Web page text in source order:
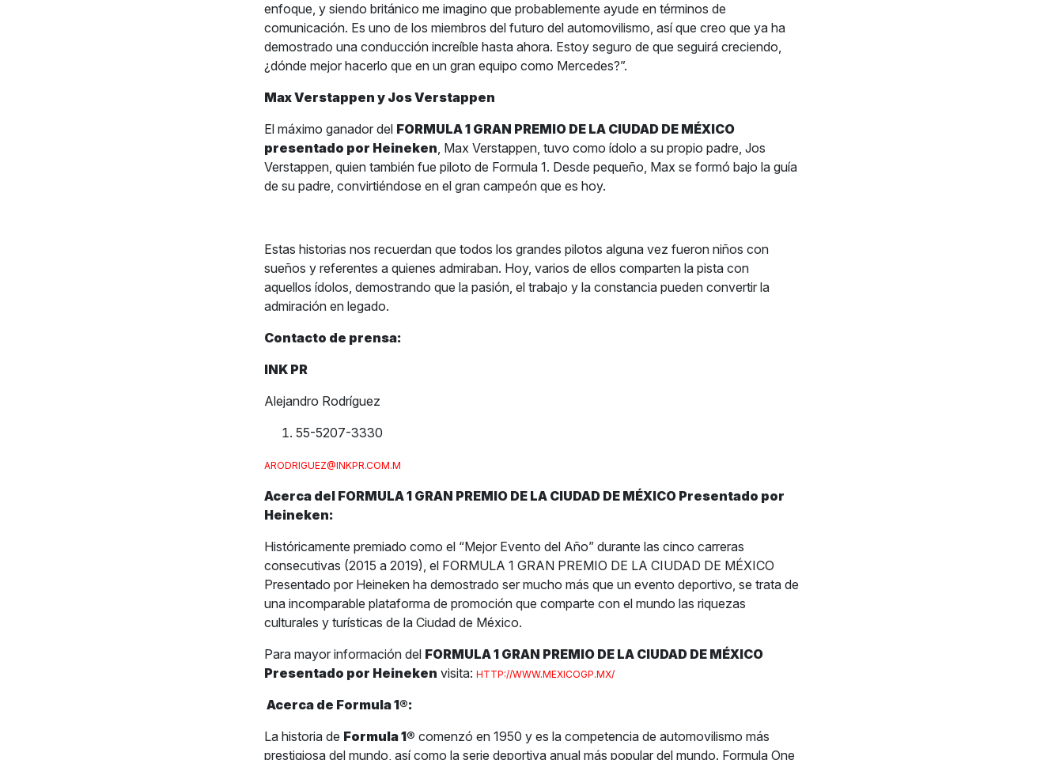
enfoque, y siendo británico me imagino que probablemente ayude en términos de
comunicación. Es uno de los miembros del futuro del automovilismo, así que creo que ya ha
demostrado una conducción increíble hasta ahora. Estoy seguro de que seguirá creciendo,
¿dónde mejor hacerlo que en un gran equipo como Mercedes?”.
Max Verstappen y Jos Verstappen
El máximo ganador del FORMULA 1 GRAN PREMIO DE LA CIUDAD DE MÉXICO
presentado por Heineken, Max Verstappen, tuvo como ídolo a su propio padre, Jos
Verstappen, quien también fue piloto de Formula 1. Desde pequeño, Max se formó bajo la guía
de su padre, convirtiéndose en el gran campeón que es hoy.
Estas historias nos recuerdan que todos los grandes pilotos alguna vez fueron niños con
sueños y referentes a quienes admiraban. Hoy, varios de ellos comparten la pista con
aquellos ídolos, demostrando que la pasión, el trabajo y la constancia pueden convertir la
admiración en legado.
Contacto de prensa:
INK PR
Alejandro Rodríguez
55-5207-3330
ARODRIGUEZ@INKPR.COM.M
Acerca del FORMULA 1 GRAN PREMIO DE LA CIUDAD DE MÉXICO Presentado por
Heineken:
Históricamente premiado como el “Mejor Evento del Año” durante las cinco carreras
consecutivas (2015 a 2019), el FORMULA 1 GRAN PREMIO DE LA CIUDAD DE MÉXICO
Presentado por Heineken ha demostrado ser mucho más que un evento deportivo, se trata de
una incomparable plataforma de promoción que comparte con el mundo las riquezas
culturales y turísticas de la Ciudad de México.
Para mayor información del FORMULA 1 GRAN PREMIO DE LA CIUDAD DE MÉXICO
Presentado por Heineken visita: HTTP://WWW.MEXICOGP.MX/
Acerca de Formula 1®:
La historia de Formula 1® comenzó en 1950 y es la competencia de automovilismo más
prestigiosa del mundo, así como la serie deportiva anual más popular del mundo. Formula One